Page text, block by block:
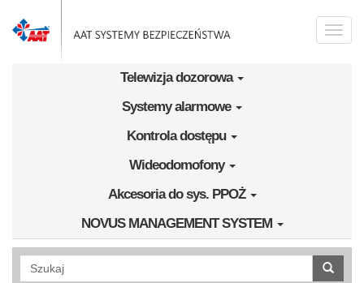
Toggle
Telewizja dozorowa
Systemy alarmowe
Kontrola dostępu
Wideodomofony
Akcesoria do sys. PPOŻ
NOVUS MANAGEMENT SYSTEM
Wyszukiwanie pełnotekstowe